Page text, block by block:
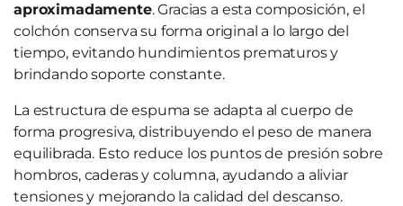
aproximadamente. Gracias a esta composición, el
colchón conserva su forma original a lo largo del
tiempo, evitando hundimientos prematuros y
brindando soporte constante.
La estructura de espuma se adapta al cuerpo de
forma progresiva, distribuyendo el peso de manera
equilibrada. Esto reduce los puntos de presión sobre
hombros, caderas y columna, ayudando a aliviar
tensiones y mejorando la calidad del descanso.